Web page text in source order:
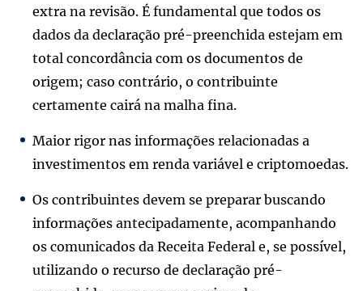
extra na revisão. É fundamental que todos os
dados da declaração pré-preenchida estejam em
total concordância com os documentos de
origem; caso contrário, o contribuinte
certamente cairá na malha fina.
Maior rigor nas informações relacionadas a
investimentos em renda variável e criptomoedas.
Os contribuintes devem se preparar buscando
informações antecipadamente, acompanhando
os comunicados da Receita Federal e, se possível,
utilizando o recurso de declaração pré-